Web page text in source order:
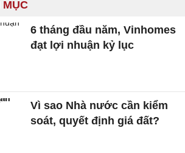
MỤC
6 tháng đầu năm, Vinhomes
đạt lợi nhuận kỷ lục
Vì sao Nhà nước cần kiểm
soát, quyết định giá đất?